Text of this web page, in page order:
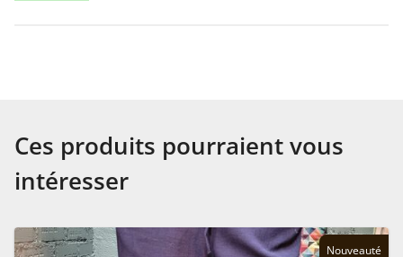
Ces produits pourraient vous
intéresser
Nouveauté